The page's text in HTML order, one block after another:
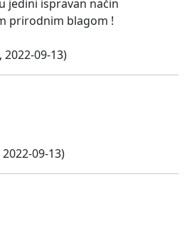
jedini ispravan način
prirodnim blagom !
2022-09-13)
09-13)